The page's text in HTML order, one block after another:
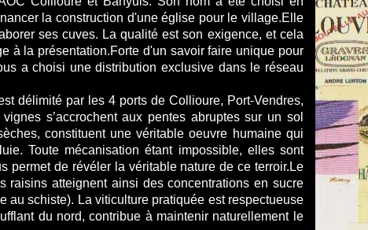
la construction d'une église pour le village.Elle
ses cuves. La qualité est son exigence, et cela
à la présentation.Forte d'un savoir faire unique pour
a choisi une distribution exclusive dans le réseau
délimité par les 4 ports de Collioure, Port-Vendres,
s’accrochent aux pentes abruptes sur un sol
constituent une véritable oeuvre humaine qui
Toute mécanisation étant impossible, elles sont
permet de révéler la véritable nature de ce terroir.Le
raisins atteignent ainsi des concentrations en sucre
au schiste). La viticulture pratiquée est respectueuse
du nord, contribue à maintenir naturellement le